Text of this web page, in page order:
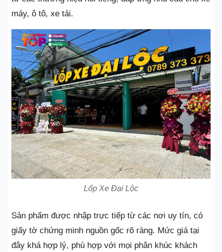
máy, ô tô, xe tải.
Lốp Xe Đại Lộc
Sản phẩm được nhập trực tiếp từ các nơi uy tín, có
giấy tờ chứng minh nguồn gốc rõ ràng. Mức giá tại
đây khá hợp lý, phù hợp với mọi phân khúc khách